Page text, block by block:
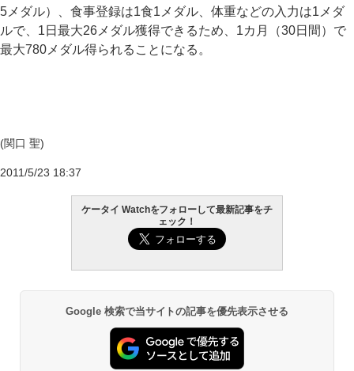
5メダル）、食事登録は1食1メダル、体重などの入力は1メダ
ルで、1日最大26メダル獲得できるため、1カ月（30日間）で
最大780メダル得られることになる。
(関口 聖)
2011/5/23 18:37
ケータイ Watchをフォローして最新記事をチ
ェック！
Google 検索で当サイトの記事を優先表示させる